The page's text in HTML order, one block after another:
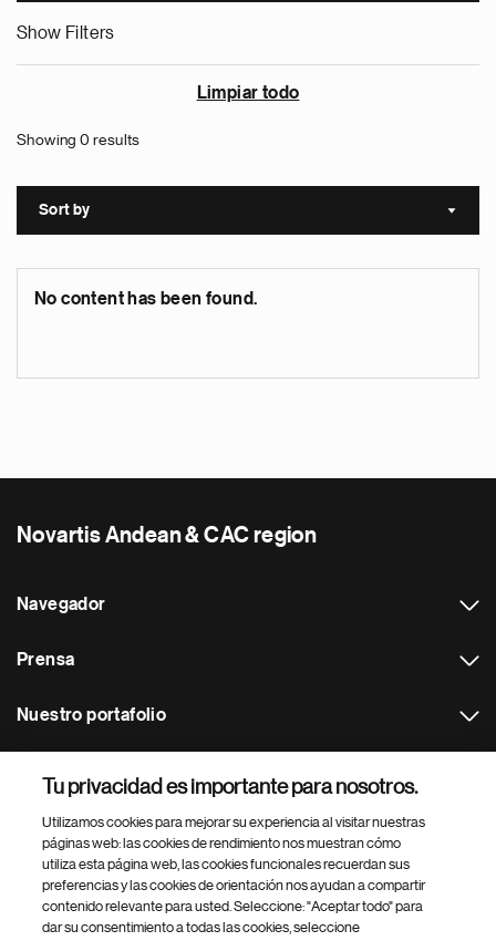
Show Filters
Limpiar todo
Showing 0 results
Sort by Sort
No content has been found.
Novartis Andean & CAC region
Navegador
Prensa
Nuestro portafolio
Footer Site Search
Tu privacidad es importante para nosotros.
Utilizamos cookies para mejorar su experiencia al visitar nuestras
páginas web: las cookies de rendimiento nos muestran cómo
utiliza esta página web, las cookies funcionales recuerdan sus
preferencias y las cookies de orientación nos ayudan a compartir
contenido relevante para usted. Seleccione: "Aceptar todo" para
dar su consentimiento a todas las cookies, seleccione